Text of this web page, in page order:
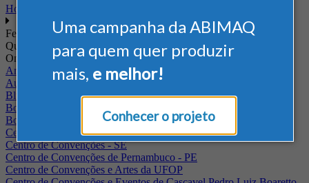
Uma campanha da ABIMAQ
para quem quer produzir
mais, e melhor!
Conhecer o projeto
Home
Feiras
Quando
Onde
Arena Jaguariuna
Auditório Albano Franco - FIEPA
Blumenau - SC
BolognaFiere
Boulevard Olimpico - RJ
Centro Internacional de Convenções do Brasil, em Brasília
Centro de Convenções - SE
Centro de Convenções de Pernambuco - PE
Centro de Convenções e Artes da UFOP